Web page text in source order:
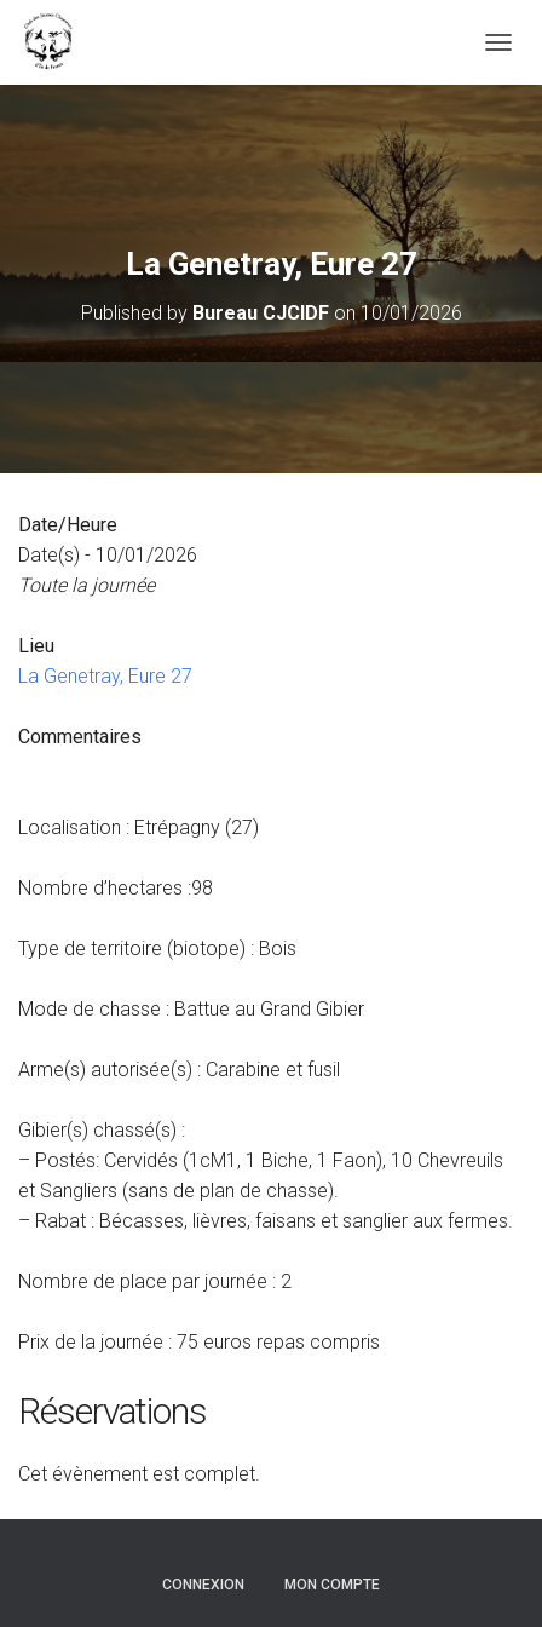
La Genetray, Eure 27
Published by Bureau CJCIDFon10/01/2026
Date/Heure
Date(s) - 10/01/2026
Toute la journée
Lieu
La Genetray, Eure 27
Commentaires
Localisation : Etrépagny (27)
Nombre d’hectares :98
Type de territoire (biotope) : Bois
Mode de chasse : Battue au Grand Gibier
Arme(s) autorisée(s) : Carabine et fusil
Gibier(s) chassé(s) :
– Postés: Cervidés (1cM1, 1 Biche, 1 Faon), 10 Chevreuils
et Sangliers (sans de plan de chasse).
– Rabat : Bécasses, lièvres, faisans et sanglier aux fermes.
Nombre de place par journée : 2
Prix de la journée : 75 euros repas compris
Réservations
Cet évènement est complet.
CONNEXION MON COMPTE